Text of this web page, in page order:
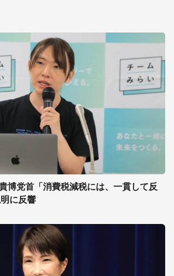
博党首「消費税減税には、一貫して反
に反響